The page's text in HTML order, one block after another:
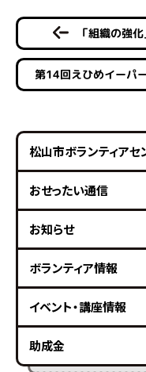
「組織の強
第14回えひめイーパ
松山市ボランティアセ
おせったい通信
お知らせ
ボランティア情報
イベント・講座情報
助成金